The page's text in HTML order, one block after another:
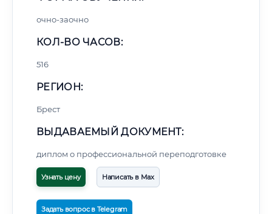
очно-заочно
КОЛ-ВО ЧАСОВ:
516
РЕГИОН:
Брест
ВЫДАВАЕМЫЙ ДОКУМЕНТ:
диплом о профессиональной переподготовке
Узнать цену Написать в Max
Задать вопрос в Telegram